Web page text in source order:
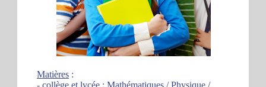
Matières :
- collège et lycée : Mathématiques / Physique /